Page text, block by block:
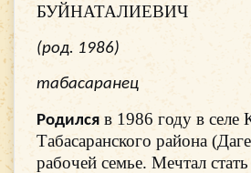
БУЙНАТАЛИЕВИЧ
(род. 1986)
табасаранец
Родился в 1986 году в селе
Табасаранского района
рабочей семье. Мечтал